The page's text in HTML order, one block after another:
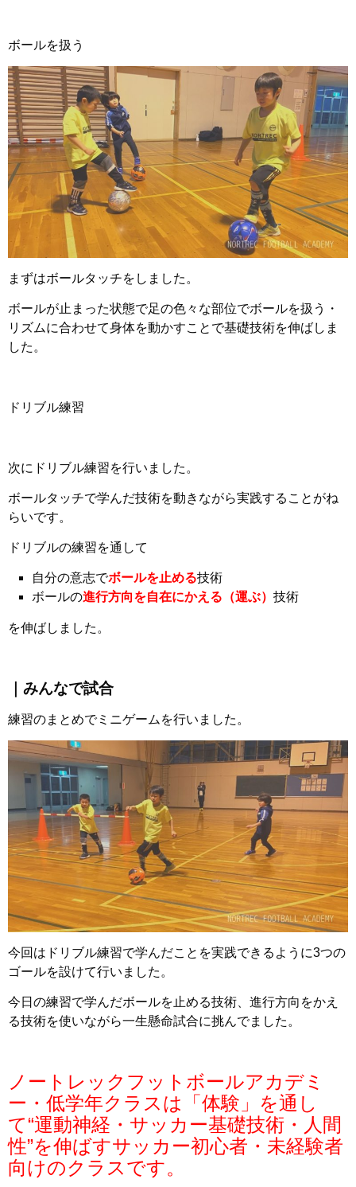
ボールを扱う
まずはボールタッチをしました。
ボールが止まった状態で足の色々な部位でボールを扱う・
リズムに合わせて身体を動かすことで基礎技術を伸ばしま
した。
ドリブル練習
次にドリブル練習を行いました。
ボールタッチで学んだ技術を動きながら実践することがね
らいです。
ドリブルの練習を通して
自分の意志でボールを止める技術
ボールの進行方向を自在にかえる（運ぶ） 技術
を伸ばしました。
｜みんなで試合
練習のまとめでミニゲームを行いました。
今回はドリブル練習で学んだことを実践できるように3つの
ゴールを設けて行いました。
今日の練習で学んだボールを止める技術、進行方向をかえ
る技術を使いながら一生懸命試合に挑んでました。
ノートレックフットボールアカデミ
ー・低学年クラスは
「体験」 を通し
て“運動神経・サッカー基礎技術・人間
性”を伸ばすサッカー初心者・未経験者
向けのクラスです。